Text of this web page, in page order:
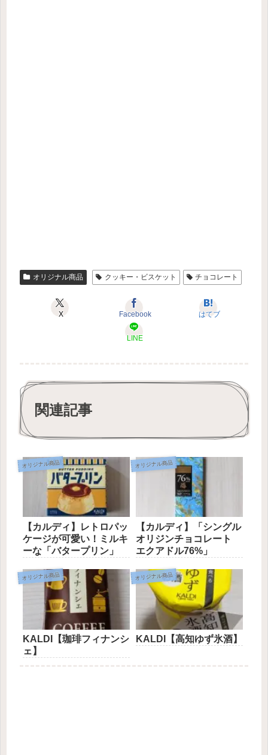
オリジナル商品 クッキー・ビスケット チョコレート
X Facebook はてブ
LINE
関連記事
オリジナル商品
【カルディ】レトロパッ
ケージが可愛い！ミルキ
ーな「バタープリン」
オリジナル商品
【カルディ】「シングル
オリジンチョコレート
エクアドル76%」
オリジナル商品
KALDI【珈琲フィナンシ
ェ】
オリジナル商品
KALDI【高知ゆず氷酒】